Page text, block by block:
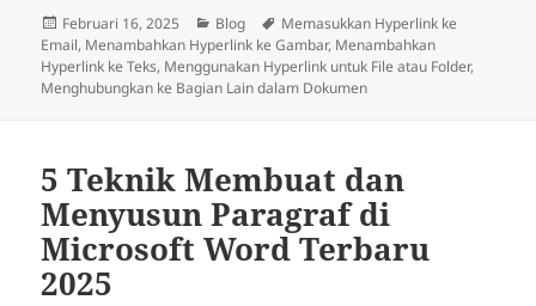
Diposkan
pada
Februari 16, 2025 Kategori
Blog Tag
Memasukkan Hyperlink ke
Email, Menambahkan Hyperlink ke Gambar, Menambahkan
Hyperlink ke Teks, Menggunakan Hyperlink untuk File atau Folder,
Menghubungkan ke Bagian Lain dalam Dokumen
5 Teknik Membuat dan
Menyusun Paragraf di
Microsoft Word Terbaru
2025